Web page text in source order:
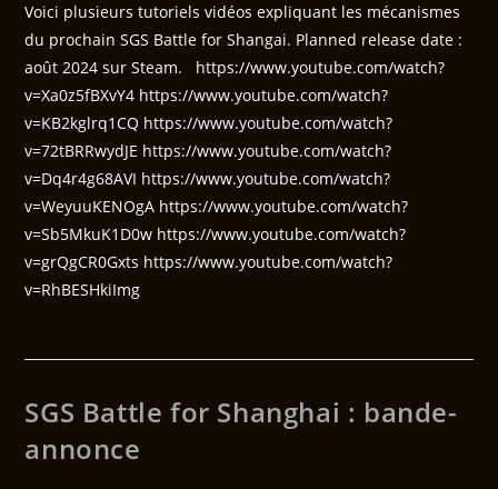
Voici plusieurs tutoriels vidéos expliquant les mécanismes
du prochain SGS Battle for Shangai. Planned release date :
août 2024 sur Steam. https://www.youtube.com/watch?
v=Xa0z5fBXvY4 https://www.youtube.com/watch?
v=KB2kglrq1CQ https://www.youtube.com/watch?
v=72tBRRwydJE https://www.youtube.com/watch?
v=Dq4r4g68AVI https://www.youtube.com/watch?
v=WeyuuKENOgA https://www.youtube.com/watch?
v=Sb5MkuK1D0w https://www.youtube.com/watch?
v=grQgCR0Gxts https://www.youtube.com/watch?
v=RhBESHkiImg
SGS Battle for Shanghai : bande-
annonce